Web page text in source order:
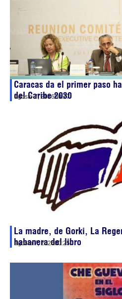
Caracas da el primer paso
del Caribe 2030
agosto 7, 202600:27
La madre, de Gorki, La
habanera del libro
agosto 7, 202600:25